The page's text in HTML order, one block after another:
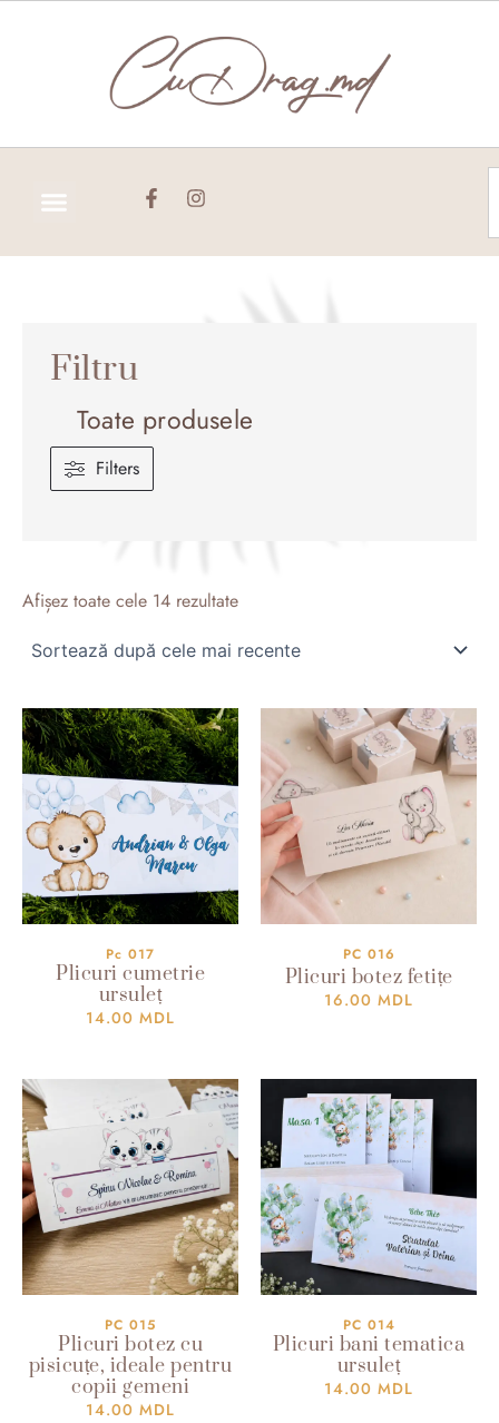
Filtru
Toate produsele
Filters
Afișez toate cele 14 rezultatedupă
recente
Pc 017
Plicuri cumetrie
ursuleț
14.00 MDL
PC 016
Plicuri botez fetițe
16.00 MDL
PC 015
Plicuri botez cu
pisicuțe, ideale pentru
copii gemeni
14.00 MDL
PC 014
Plicuri bani tematica
ursuleț
14.00 MDL